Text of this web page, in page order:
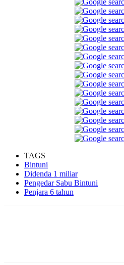
TAGS
Bintuni
Didenda 1 miliar
Pengedar Sabu Bintuni
Penjara 6 tahun